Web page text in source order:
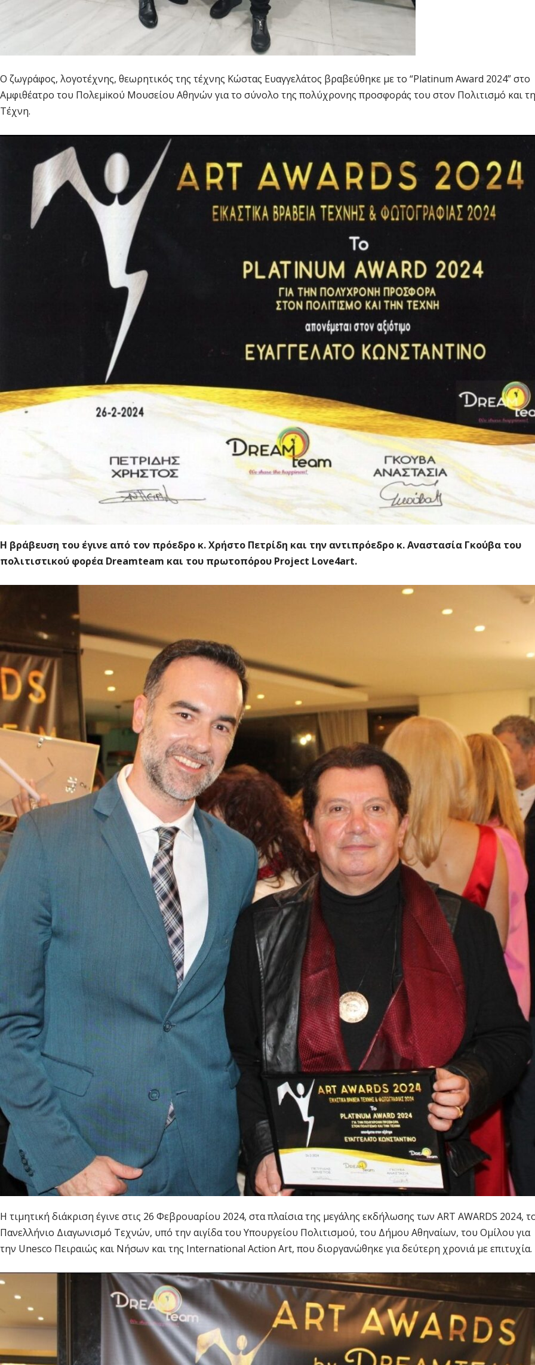
Ο ζωγράφος, λογοτέχνης, θεωρητικός της τέχνης Κώστας Ευαγγελάτος βραβεύθηκε με το “Platinum Award 2024” στο
Αμφιθέατρο του Πολεμiκού Μουσείου Αθηνών για το σύνολο της πολύχρονης προσφοράς του στον Πολιτισμό και
Τέχνη.
Η βράβευση του έγινε από τoν πρόεδρο κ. Χρήστο Πετρίδη και την αντιπρόεδρο κ. Αναστασία Γκούβα του
πολιτιστικού φορέα Dreamteam και του πρωτοπόρου Project Love4art.
Η τιμητική διάκριση έγινε στις 26 Φεβρουαρίου 2024, στα πλαίσια της μεγάλης εκδήλωσης των ART AWARDS 2024,
Πανελλήνιο Διαγωνισμό Τεχνών, υπό την αιγίδα του Υπουργείου Πολιτισμού, του Δήμου Αθηναίων, του Ομίλου για
την Unesco Πειραιώς και Νήσων και της International Action Art, που διοργανώθηκε για δεύτερη χρονιά με επιτυχία.